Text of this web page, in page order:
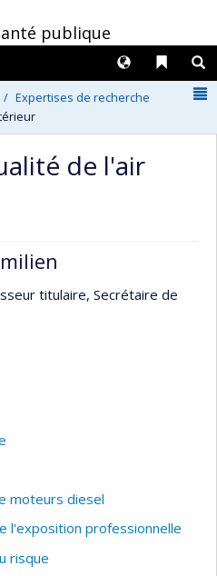
publique
Liens
Langues
Expertises de recherche
de l'air
titulaire, Secrétaire de
moteurs diesel
l'exposition professionnelle
risque